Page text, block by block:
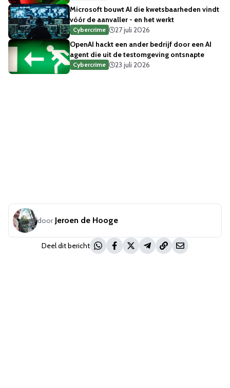
Microsoft bouwt AI die kwetsbaarheden vindt
vóór de aanvaller - en het werkt
Cybercrime
27 juli 2026
OpenAI hackt een ander bedrijf door een AI
agent die uit de testomgeving ontsnapte
Cybercrime 23 juli 2026
door Jeroen de Hooge
Deel dit bericht